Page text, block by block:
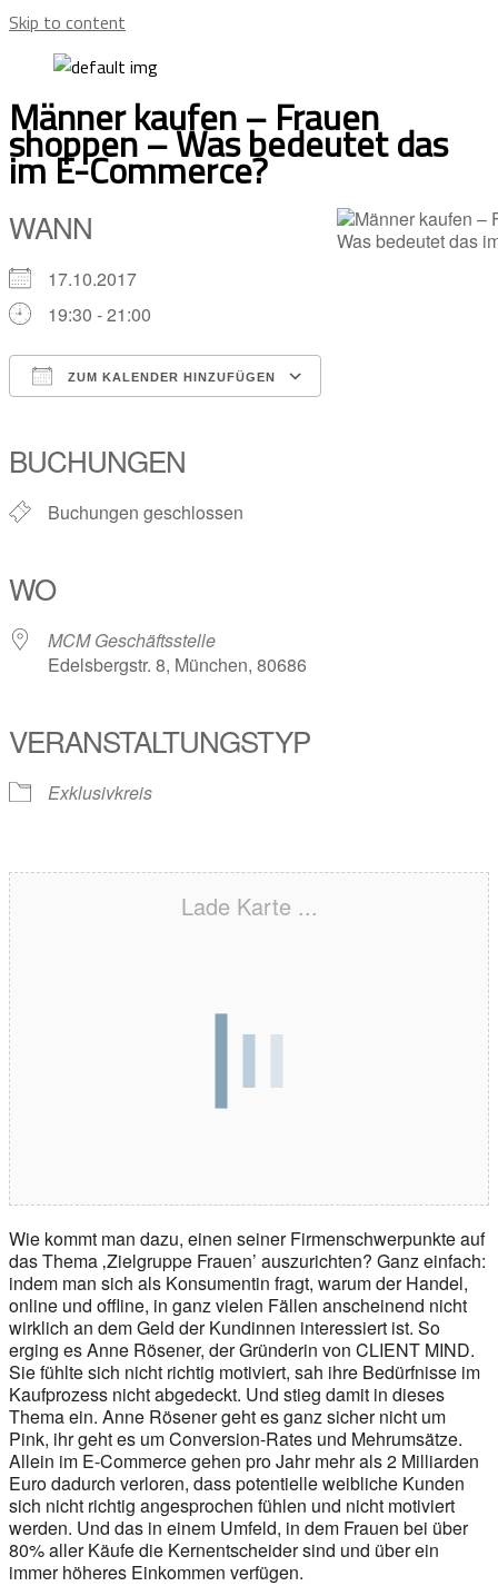
Skip to content
Männer kaufen – Frauen
shoppen – Was bedeutet das
im E-Commerce?
WANN
17.10.2017
19:30 - 21:00
ZUM KALENDER HINZUFÜGEN
BUCHUNGEN
Buchungen geschlossen
WO
MCM Geschäftsstelle
Edelsbergstr. 8, München, 80686
VERANSTALTUNGSTYP
Exklusivkreis
Lade Karte ...
Wie kommt man dazu, einen seiner Firmenschwerpunkte auf
das Thema ‚Zielgruppe Frauen’ auszurichten? Ganz einfach:
indem man sich als Konsumentin fragt, warum der Handel,
online und offline, in ganz vielen Fällen anscheinend nicht
wirklich an dem Geld der Kundinnen interessiert ist. So
erging es Anne Rösener, der Gründerin von CLIENT MIND.
Sie fühlte sich nicht richtig motiviert, sah ihre Bedürfnisse im
Kaufprozess nicht abgedeckt. Und stieg damit in dieses
Thema ein. Anne Rösener geht es ganz sicher nicht um
Pink, ihr geht es um Conversion-Rates und Mehrumsätze.
Allein im E-Commerce gehen pro Jahr mehr als 2 Milliarden
Euro dadurch verloren, dass potentielle weibliche Kunden
sich nicht richtig angesprochen fühlen und nicht motiviert
werden. Und das in einem Umfeld, in dem Frauen bei über
80% aller Käufe die Kernentscheider sind und über ein
immer höheres Einkommen verfügen.